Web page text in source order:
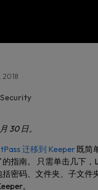
2018
30 日。
迁移到 Keeper既简
指南。 只需单击几下，
密码、文件夹、子文件
。